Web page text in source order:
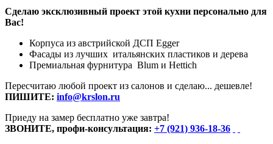
Сделаю эксклюзивный проект этой кухни персонально для
Вас!
Корпуса из австрийской ДСП Egger
Фасады из лучших итальянских пластиков и дерева
Премиальная фурнитура Blum и Hettich
Пересчитаю любой проект из салонов и сделаю... дешевле!
ПИШИТЕ: info@krslon.ru
Приеду на замер бесплатно уже завтра!
ЗВОНИТЕ, профи-консультация: +7 (921) 936-18-36